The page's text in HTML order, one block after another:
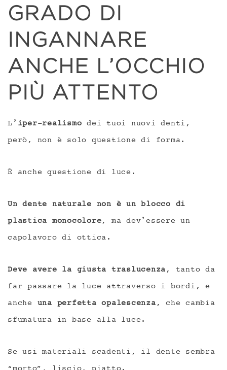
GRADO DI
INGANNARE
ANCHE L’OCCHIO
PIÙ ATTENTO
L’ iper-realismo dei tuoi nuovi denti,
però, non è solo questione di forma.
È anche questione di luce.
Un dente naturale non è un blocco di
plastica monocolore, ma dev’essere un
capolavoro di ottica.
Deve avere la giusta traslucenza, tanto da
far passare la luce attraverso i bordi, e
anche una perfetta opalescenza, che cambia
sfumatura in base alla luce.
Se usi materiali scadenti, il dente sembra